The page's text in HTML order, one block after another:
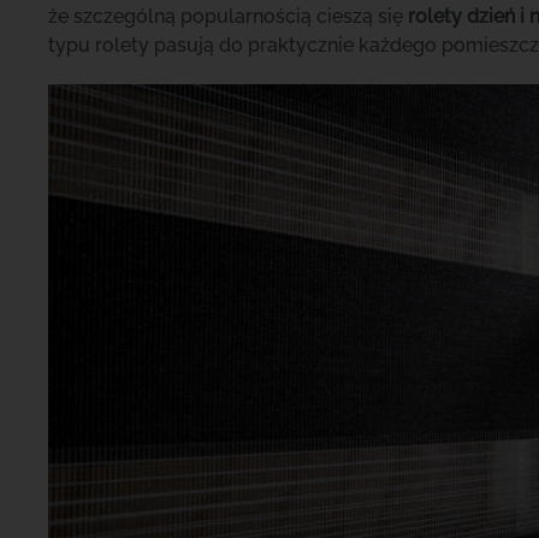
że szczególną popularnością cieszą się rolety dzień i
typu rolety pasują do praktycznie każdego